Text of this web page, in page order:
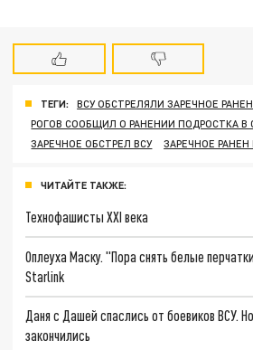
ТЕГИ:
ВСУ ОБСТРЕЛЯЛИ ЗАРЕЧНОЕ
РОГОВ СООБЩИЛ О РАНЕНИИ ПОДРОСТКА В
ЗАРЕЧНОЕ ОБСТРЕЛ ВСУ
ЗАРЕЧНОЕ
ЧИТАЙТЕ ТАКЖЕ:
Технофашисты XXI века
Оплеуха Маску. "Пора снять белые
Starlink
Даня с Дашей спаслись от боевиков ВСУ.
закончились